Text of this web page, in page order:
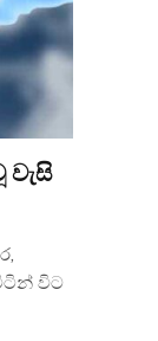
වැසි
විට